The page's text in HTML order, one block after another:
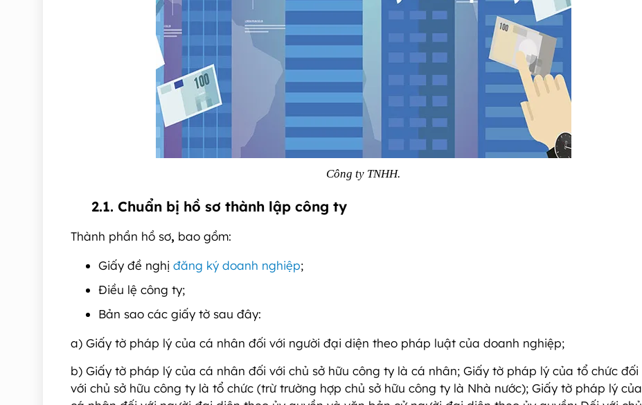
Công ty TNHH.
2.1. Chuẩn bị hồ sơ thành lập công ty
Thành phần hồ sơ, bao gồm:
Giấy đề nghị đăng ký doanh nghiệp;
Điều lệ công ty;
Bản sao các giấy tờ sau đây:
a) Giấy tờ pháp lý của cá nhân đối với người đại diện theo pháp luật của doanh nghiệp;
b) Giấy tờ pháp lý của cá nhân đối với chủ sở hữu công ty là cá nhân; Giấy tờ pháp lý của tổ chức đối
với chủ sở hữu công ty là tổ chức (trừ trường hợp chủ sở hữu công ty là Nhà nước); Giấy tờ pháp lý của